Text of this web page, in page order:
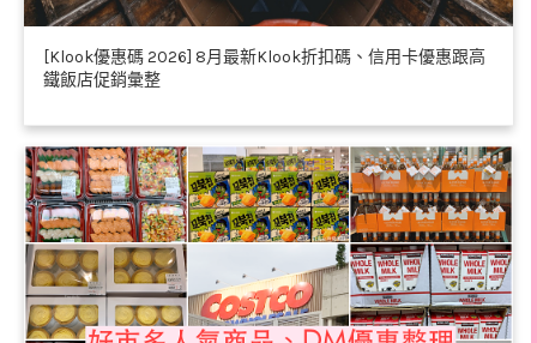
[Klook優惠碼 2026] 8月最新Klook折扣碼、信用卡優惠跟高
鐵飯店促銷彙整